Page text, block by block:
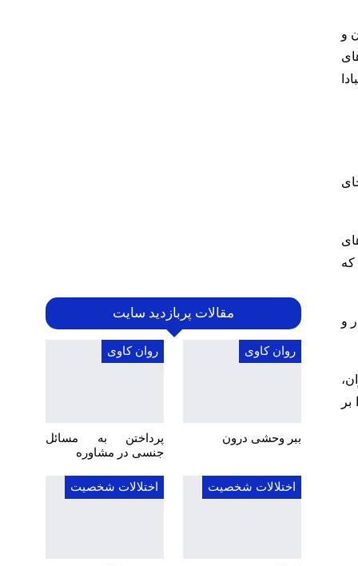
و
که
و
مقالات پربازدید سایت
روان کاوی
ببر وحشی درون
روان کاوی
پرداختن به مسائل
جنسی در مشاوره
اختلالات شخصیت اختلالات شخصیت